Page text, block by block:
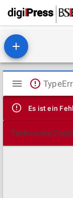
Mirador
Viewer
Es ist ein
Technische